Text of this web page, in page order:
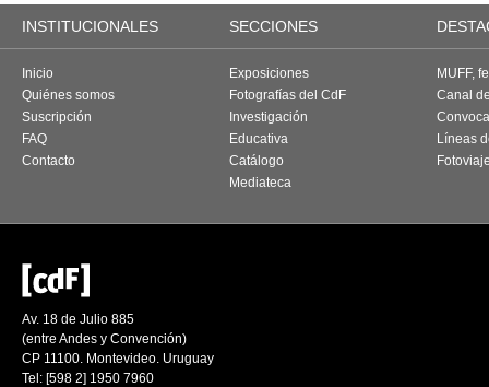
INSTITUCIONALES SECCIONES
Inicio
Quiénes somos
Suscripción
FAQ
Contacto
Exposiciones
Fotografías del CdF
Investigación
Educativa
Catálogo
Mediateca
MUFF,
Canal
Líneas
Av. 18 de Julio 885
(entre Andes y Convención)
CP 11100. Montevideo. Uruguay
Tel: [598 2] 1950 7960